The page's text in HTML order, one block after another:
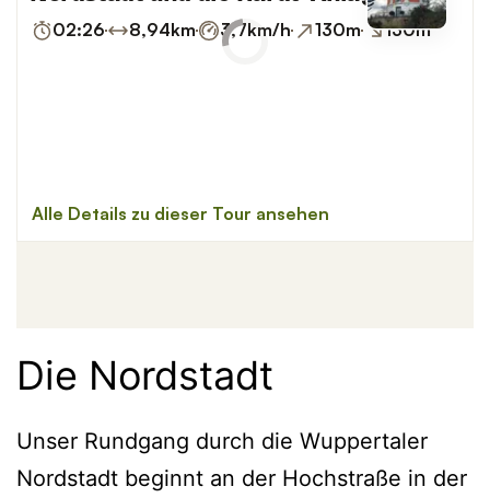
Die Nordstadt
Unser Rundgang durch die Wuppertaler
Nordstadt beginnt an der Hochstraße in der